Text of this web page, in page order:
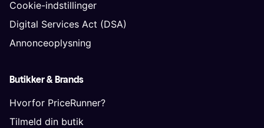
Cookie-indstillinger
Digital Services Act (DSA)
Annonceoplysning
Butikker & Brands
Hvorfor PriceRunner?
Tilmeld din butik